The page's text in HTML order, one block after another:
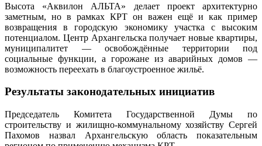
Высота «Аквилон АЛЬТА» делает проект архитектурно
заметным, но в рамках КРТ он важен ещё и как пример
возвращения в городскую экономику участка с высоким
потенциалом. Центр Архангельска получает новые квартиры,
муниципалитет — освобождённые территории под
социальные функции, а горожане из аварийных домов —
возможность переехать в благоустроенное жильё.
Результаты законодательных инициатив
Председатель Комитета Государственной Думы по
строительству и жилищно-коммунальному хозяйству Сергей
Пахомов назвал Архангельскую область показательным